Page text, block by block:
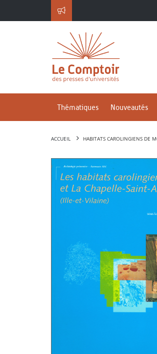
Thématiques Nouveautés
ACCUEIL HABITATS CAROLINGIENS DE